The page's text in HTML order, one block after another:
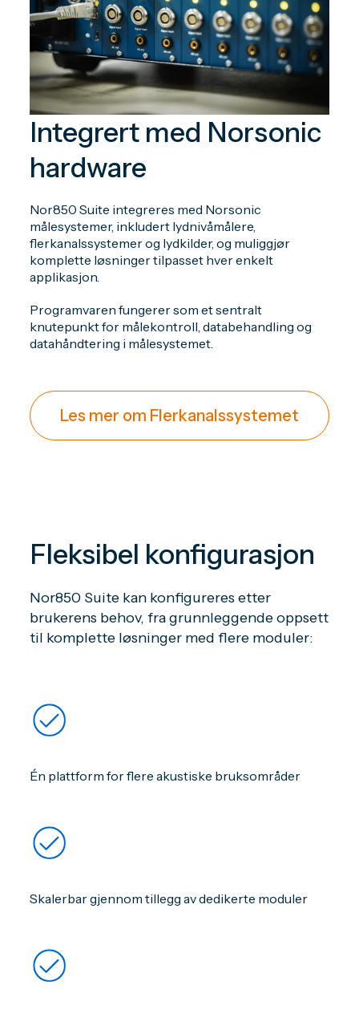
Integrert med Norsonic
hardware
Nor850 Suite integreres med Norsonic
målesystemer, inkludert lydnivåmålere,
flerkanalssystemer og lydkilder, og muliggjør
komplette løsninger tilpasset hver enkelt
applikasjon.
Programvaren fungerer som et sentralt
knutepunkt for målekontroll, databehandling og
datahåndtering i målesystemet.
Les mer om Flerkanalssystemet
Fleksibel konfigurasjon
Nor850 Suite kan konfigureres etter
brukerens behov, fra grunnleggende oppsett
til komplette løsninger med flere moduler:
Én plattform for flere akustiske bruksområder
Skalerbar gjennom tillegg av dedikerte moduler